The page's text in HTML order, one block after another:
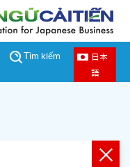
日本
語
Tìm kiếm